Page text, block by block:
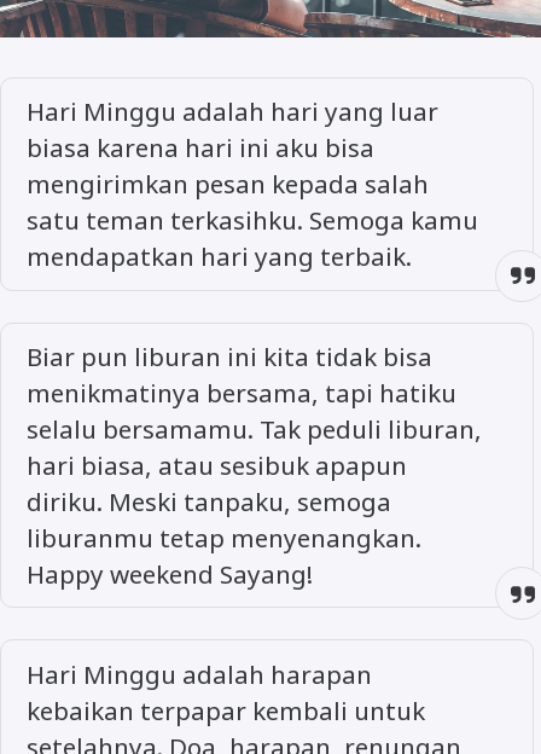
Hari Minggu adalah hari yang luar
biasa karena hari ini aku bisa
mengirimkan pesan kepada salah
satu teman terkasihku. Semoga kamu
mendapatkan hari yang terbaik.
Biar pun liburan ini kita tidak bisa
menikmatinya bersama, tapi hatiku
selalu bersamamu. Tak peduli liburan,
hari biasa, atau sesibuk apapun
diriku. Meski tanpaku, semoga
liburanmu tetap menyenangkan.
Happy weekend Sayang!
Hari Minggu adalah harapan
kebaikan terpapar kembali untuk
setelahnya. Doa, harapan, renungan,